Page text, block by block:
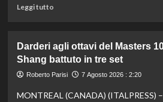
nella
gara
maschile
Leggi tuttoLeggi
Nazionale,
ecco
lo
di
Darderi agli ottavi del Masters
Shang battuto in tre set
Roberto Parisi 7 Agosto 2026 : 2:20
MONTREAL (CANADA) (ITALPRESS)